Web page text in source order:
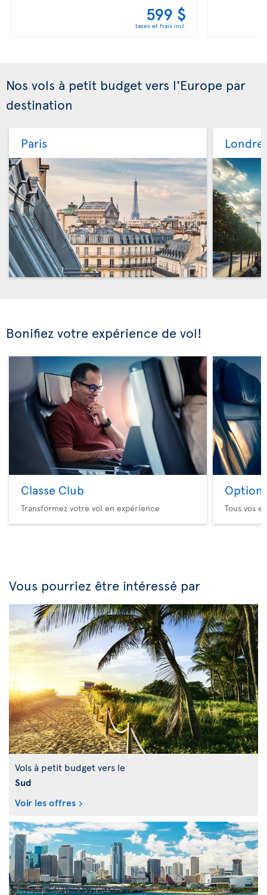
599 $
taxes et frais incl.
Nos vols à petit budget vers l'Europe par
destination
Paris
Bonifiez votre expérience de vol!
Classe Club
Transformez votre vol en expérience
Option
Tous vos
Vous pourriez être intéressé par
Vols à petit budget vers le
Sud
Voir les offres